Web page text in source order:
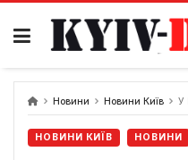
Перейти
вмісту
Новини Новини Київ У
НОВИНИ КИЇВ НОВИНИ